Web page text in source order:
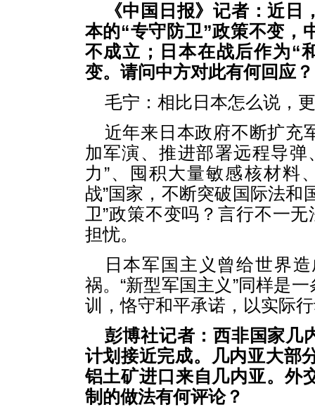
《中国日报》记者：近
本的“专守防卫”政策不变，
不成立；日本在战后作为“
变。请问中方对此有何回应？
毛宁：相比日本怎么说，
近年来日本政府不断扩充
加军演、推进部署远程导
力”、囤积大量敏感核材料
战”国家，不断突破国际法和
卫”政策不变吗？言行不一
担忧。
日本军国主义曾给世界
祸。“新型军国主义”同样是
训，恪守和平承诺，以实际
彭博社记者：西非国家几
计划接近完成。几内亚大部
铝土矿进口来自几内亚。外
制的做法有何评论？